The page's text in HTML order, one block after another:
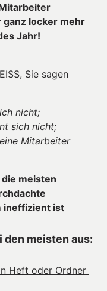
locker mehr
Jahr!
Sie sagen
nicht;
sich nicht;
Mitarbeiter
meisten
ineffizient ist
den meisten aus:
Heft oder Ordner